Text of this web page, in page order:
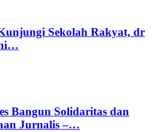
Sekolah Rakyat, dr
Bangun Solidaritas dan
Jurnalis –…